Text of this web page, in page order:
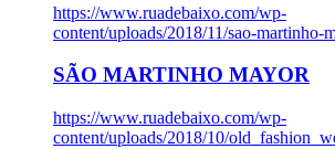
https://www.ruadebaixo.com/wp-
content/uploads/2018/11/sao-martinho-
SÃO MARTINHO MAYOR
https://www.ruadebaixo.com/wp-
content/uploads/2018/10/